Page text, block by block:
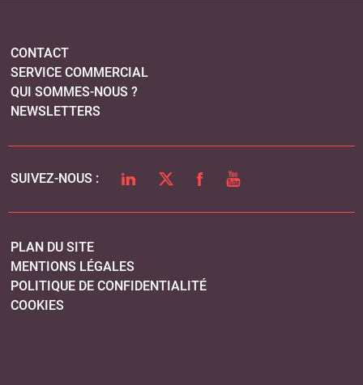
MENTIONS LÉGALES
POLITIQUE DE CONFIDENTIALITÉ
COOKIES